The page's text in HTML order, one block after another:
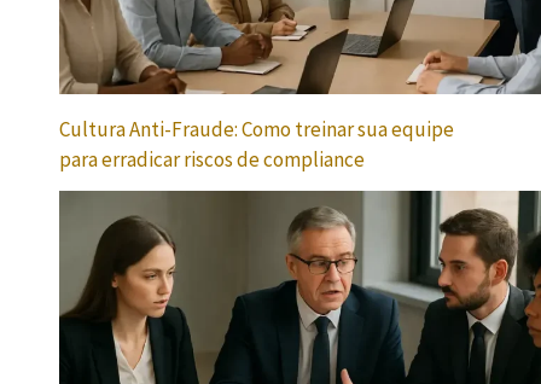
Cultura Anti-Fraude: Como treinar sua equipe
para erradicar riscos de compliance